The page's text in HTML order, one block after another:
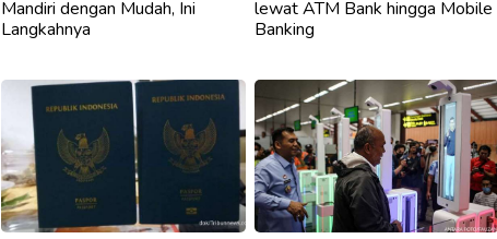
Mandiri dengan Mudah, Ini
Langkahnya
lewat ATM Bank hingga Mobile
Banking